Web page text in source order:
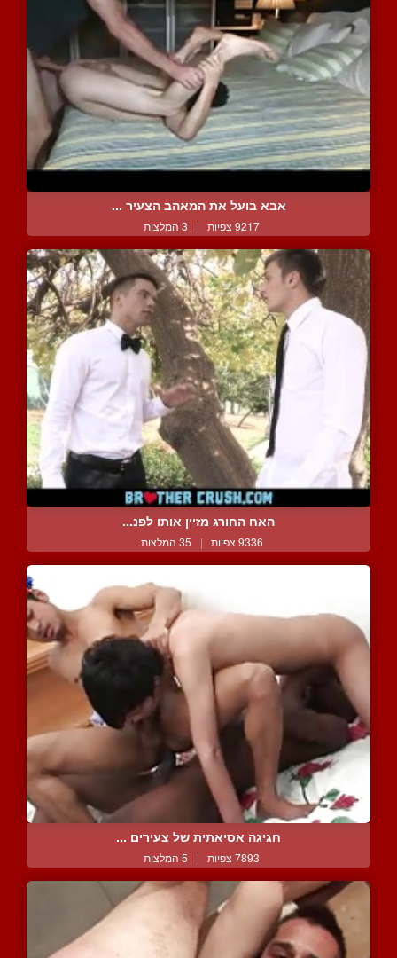
אבא בועל את המאהב הצעיר ...
9217 צפיות | 3 המלצות
האח החורג מזיין אותו לפנ...
9336 צפיות | 35 המלצות
חגיגה אסיאתית של צעירים ...
7893 צפיות | 5 המלצות